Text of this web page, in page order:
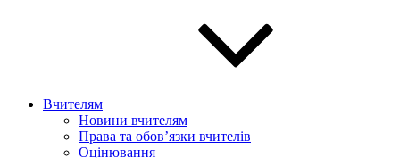
Вчителям
Новини вчителям
Права та обов’язки вчителів
Оцінювання